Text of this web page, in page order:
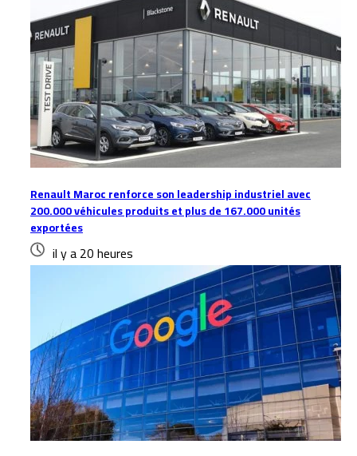
Renault Maroc renforce son leadership industriel avec
200.000 véhicules produits et plus de 167.000 unités
exportées
il y a 20 heures